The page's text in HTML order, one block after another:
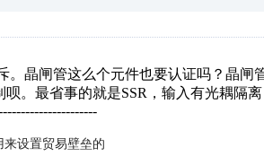
晶闸管这么个元件也要认证吗？晶闸
。最省事的就是SSR，输入有光耦隔
设置贸易壁垒的